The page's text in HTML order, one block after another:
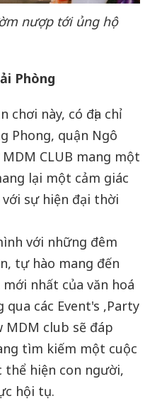
nượp tới ủng hộ
Phòng
chơi này, có địa chỉ
Phong, quận Ngô
MDM CLUB mang một
lại một cảm giác
sự hiện đại thời
với những đêm
tự hào mang đến
nhất của văn hoá
các Event's ,Party
MDM club sẽ đáp
tìm kiếm một cuộc
thể hiện con người,
hội tụ.